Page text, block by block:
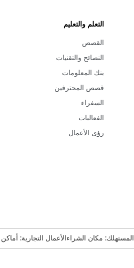
التعلم والتعليم
القصص
النصائح والتقنيات
بنك المعلومات
قصص المحترفين
السفراء
الفعاليات
رؤى الأعمال
المستهلك: مكان الشراءالأعمال التجارية: